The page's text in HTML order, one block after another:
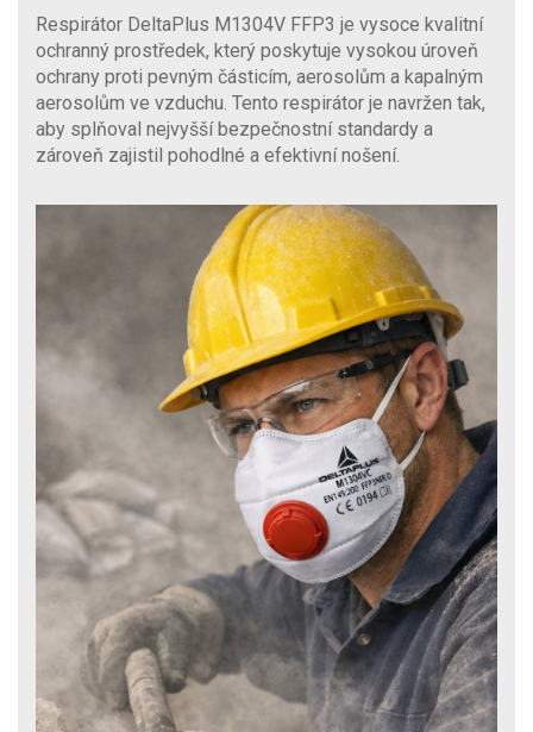
Respirátor DeltaPlus M1304V FFP3 je vysoce kvalitní
ochranný prostředek, který poskytuje vysokou úroveň
ochrany proti pevným částicím, aerosolům a kapalným
aerosolům ve vzduchu. Tento respirátor je navržen tak,
aby splňoval nejvyšší bezpečnostní standardy a
zároveň zajistil pohodlné a efektivní nošení.